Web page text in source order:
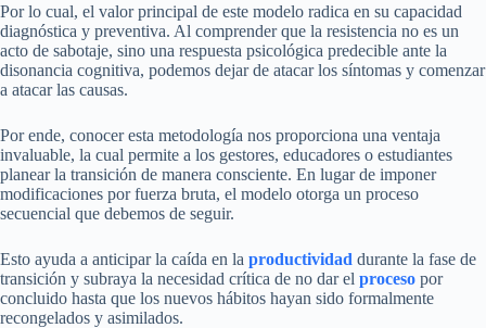
Por lo cual, el valor principal de este modelo radica en su capacidad
diagnóstica y preventiva. Al comprender que la resistencia no es un
acto de sabotaje, sino una respuesta psicológica predecible ante la
disonancia cognitiva, podemos dejar de atacar los síntomas y comenzar
a atacar las causas.
Por ende, conocer esta metodología nos proporciona una ventaja
invaluable, la cual permite a los gestores, educadores o estudiantes
planear la transición de manera consciente. En lugar de imponer
modificaciones por fuerza bruta, el modelo otorga un proceso
secuencial que debemos de seguir.
Esto ayuda a anticipar la caída en la productividad durante la fase de
transición y subraya la necesidad crítica de no dar el proceso por
concluido hasta que los nuevos hábitos hayan sido formalmente
recongelados y asimilados.